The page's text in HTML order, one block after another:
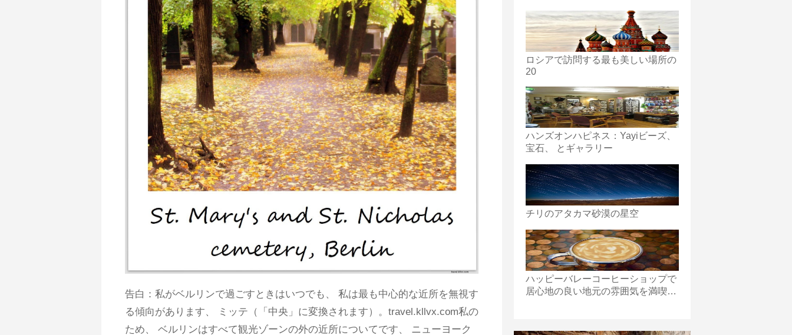
告白：私がベルリンで過ごすときはいつでも、 私は最も中心的な近所を無視す
る傾向があります、 ミッテ（「中央」に変換されます）。travel.kllvx.com私の
ため、 ベルリンはすべて観光ゾーンの外の近所についてです、 ニューヨーク
ロシアで訪問する最も美しい場所の
20
ハンズオンハピネス：Yayiビーズ、
宝石、 とギャラリー
チリのアタカマ砂漠の星空
ハッピーバレーコーヒーショップで
居心地の良い地元の雰囲気を満喫し